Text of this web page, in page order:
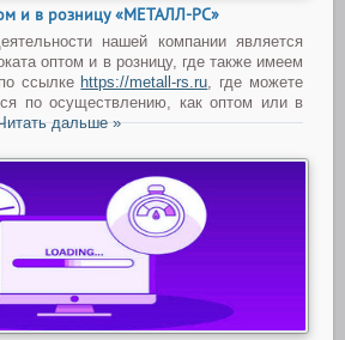
и в розницу «МЕТАЛЛ-РС»
нашей компании является
оптом и в розницу, где также имеем
ссылке https://metall-rs.ru, где можете
по осуществлению, как оптом или в
дальше »